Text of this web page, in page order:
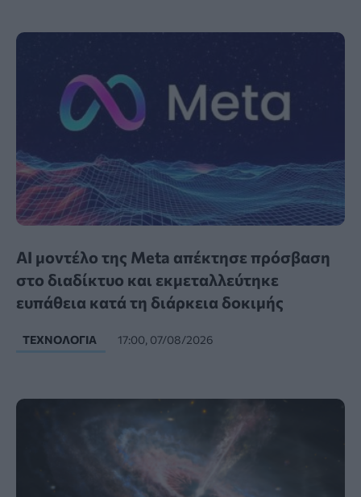
AI μοντέλο της Meta απέκτησε πρόσβαση
στο διαδίκτυο και εκμεταλλεύτηκε
ευπάθεια κατά τη διάρκεια δοκιμής
ΤΕΧΝΟΛΟΓΊΑ 17:00, 07/08/2026